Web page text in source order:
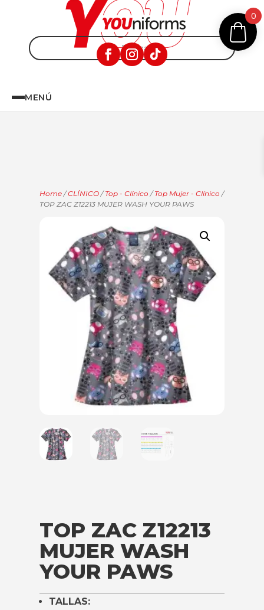
MENÚ
Home /CLÍNICO /Top - Clínico /Top Mujer - Clínico /
TOP ZAC Z12213 MUJER WASH YOUR PAWS
TOP ZAC Z12213
MUJER WASH
YOUR PAWS
TALLAS:
0